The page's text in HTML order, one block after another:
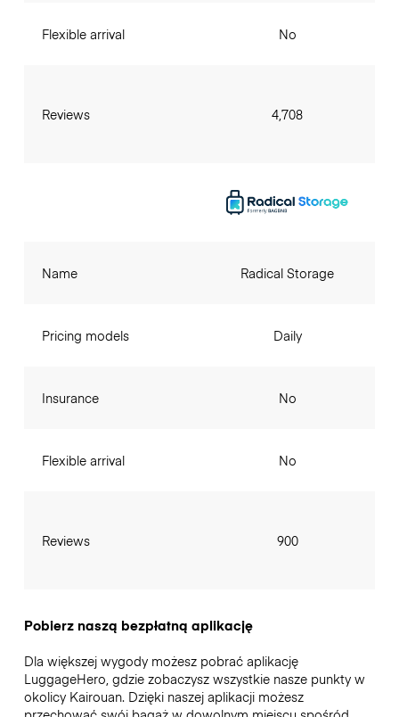
Flexible arrival
Reviews
No
4,708
Name
Pricing models
Insurance
Flexible arrival
Reviews
Radical Storage
Daily
No
No
900
Pobierz naszą bezpłatną aplikację
Dla większej wygody możesz pobrać aplikację
LuggageHero, gdzie zobaczysz wszystkie nasze punkty w
okolicy Kairouan. Dzięki naszej aplikacji możesz